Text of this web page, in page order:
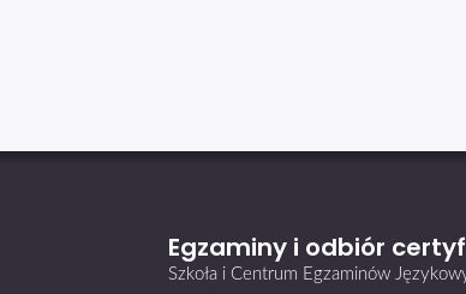
Egzaminy i odbiór
Szkoła i Centrum Egzaminów